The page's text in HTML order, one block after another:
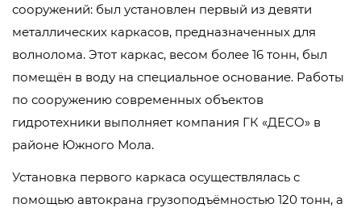
сооружений: был установлен первый из девяти
металлических каркасов, предназначенных для
волнолома. Этот каркас, весом более 16 тонн, был
помещён в воду на специальное основание. Работы
по сооружению современных объектов
гидротехники выполняет компания ГК «ДЕСО» в
районе Южного Мола.
Установка первого каркаса осуществлялась с
помощью автокрана грузоподъёмностью 120 тонн, а